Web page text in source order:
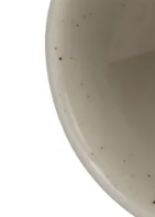
Zoomer sur l'image